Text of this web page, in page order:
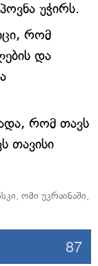
უჭირს.
რომ
და
რომ თავს
თავისი
, ომი უკრაინაში,
87